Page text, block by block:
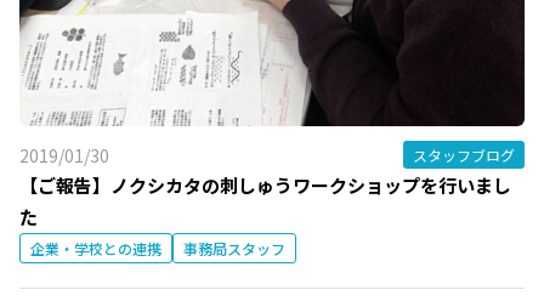
2019/01/30 スタッフブログ
【ご報告】ノクシカタの刺しゅうワークショップを行いまし
た
企業・学校との連携 事務局スタッフ